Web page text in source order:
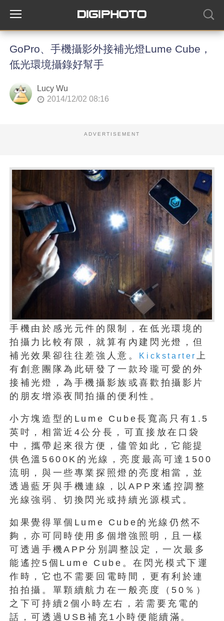
GoPro、手機攝影外接補光燈Lume Cube，
低光環境攝錄好幫手
Lucy Wu
2014/12/02 08:16
ADVERTISEMENT
手機由於感光元件的限制，在低光環境的
拍攝力比較有限，就算有內建閃光燈，但
補光效果卻往往差強人意。
Kickstarter 上
有創意團隊為此研發了一款玲瓏可愛的外
接補光燈，為手機攝影族或喜歡拍攝影片
的朋友增添夜間拍攝的便利性。
小方塊造型的Lume Cube長寬高只有1.5
英吋，相當近4公分長，可直接放在口袋
中，攜帶起來很方便，儘管如此，它能提
供色溫5600K的光線，亮度最高可達1500
流明，與一些專業探照燈的亮度相當，並
透過藍牙與手機連線，以APP來遙控調整
光線強弱、切換閃光或持續光源模式。
如果覺得單個Lume Cube的光線仍然不
夠，亦可同時使用多個增強照明，且一樣
可透過手機APP分別調整設定，一次最多
能遙控5個Lume Cube。在閃光模式下運
作時，它也不需要回電時間，更有利於連
拍拍攝。單顆續航力在一般亮度（50％）
之下可持續2個小時左右，若需要充電的
話，可透過USB補充1小時便能續滿。